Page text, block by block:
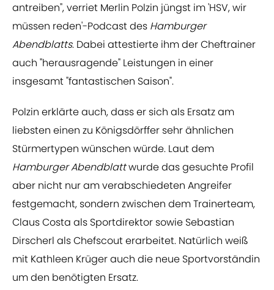
antreiben", verriet Merlin Polzin jüngst im 'HSV, wir
müssen reden'-Podcast des Hamburger
Abendblatts. Dabei attestierte ihm der Cheftrainer
auch "herausragende" Leistungen in einer
insgesamt "fantastischen Saison".
Polzin erklärte auch, dass er sich als Ersatz am
liebsten einen zu Königsdörffer sehr ähnlichen
Stürmertypen wünschen würde. Laut dem
Hamburger Abendblattwurde das gesuchte Profil
aber nicht nur am verabschiedeten Angreifer
festgemacht, sondern zwischen dem Trainerteam,
Claus Costa als Sportdirektor sowie Sebastian
Dirscherl als Chefscout erarbeitet. Natürlich weiß
mit Kathleen Krüger auch die neue Sportvorständin
um den benötigten Ersatz.